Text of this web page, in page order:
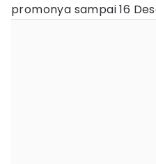
promonya sampai 16